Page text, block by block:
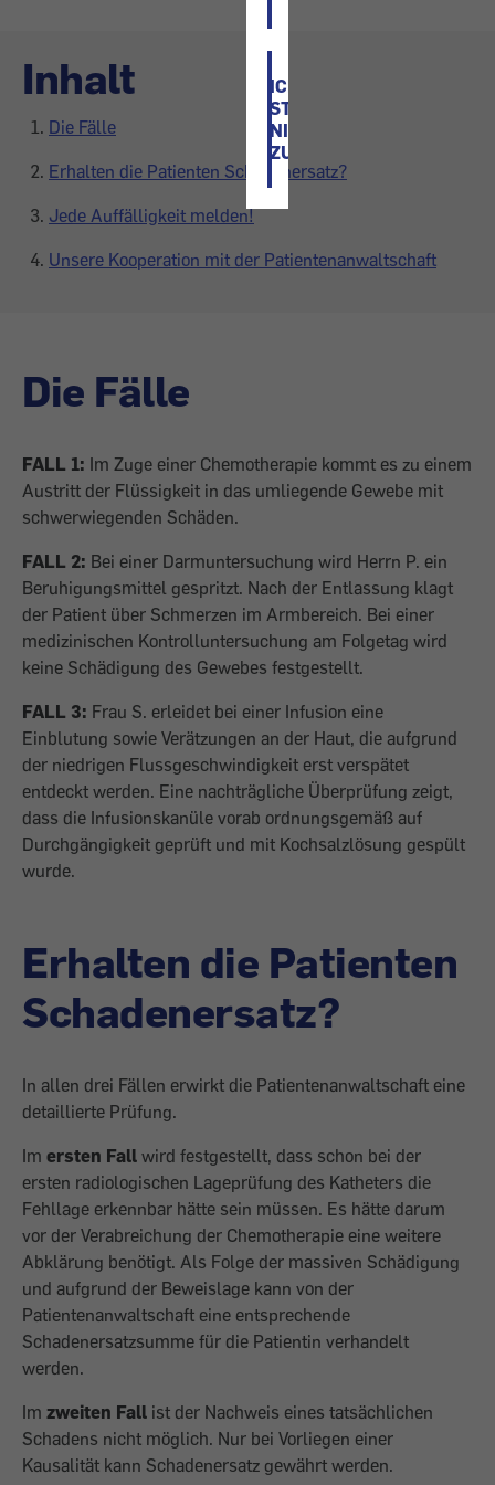
ICH
STIMME
NICHT
ZU
Inhalt
Die Fälle
Erhalten die Patienten Schadenersatz?
Jede Auffälligkeit melden!
Unsere Kooperation mit der Patientenanwaltschaft
Die Fälle
FALL 1: Im Zuge einer Chemotherapie kommt es zu einem
Austritt der Flüssigkeit in das umliegende Gewebe mit
schwerwiegenden Schäden.
FALL 2: Bei einer Darmuntersuchung wird Herrn P. ein
Beruhigungsmittel gespritzt. Nach der Entlassung klagt
der Patient über Schmerzen im Armbereich. Bei einer
medizinischen Kontrolluntersuchung am Folgetag wird
keine Schädigung des Gewebes festgestellt.
FALL 3: Frau S. erleidet bei einer Infusion eine
Einblutung sowie Verätzungen an der Haut, die aufgrund
der niedrigen Flussgeschwindigkeit erst verspätet
entdeckt werden. Eine nachträgliche Überprüfung zeigt,
dass die Infusionskanüle vorab ordnungsgemäß auf
Durchgängigkeit geprüft und mit Kochsalzlösung gespült
wurde.
Erhalten die Patienten
Schadenersatz?
In allen drei Fällen erwirkt die Patientenanwaltschaft eine
detaillierte Prüfung.
Im ersten Fall wird festgestellt, dass schon bei der
ersten radiologischen Lageprüfung des Katheters die
Fehllage erkennbar hätte sein müssen. Es hätte darum
vor der Verabreichung der Chemotherapie eine weitere
Abklärung benötigt. Als Folge der massiven Schädigung
und aufgrund der Beweislage kann von der
Patientenanwaltschaft eine entsprechende
Schadenersatzsumme für die Patientin verhandelt
werden.
Im zweiten Fall ist der Nachweis eines tatsächlichen
Schadens nicht möglich. Nur bei Vorliegen einer
Kausalität kann Schadenersatz gewährt werden.